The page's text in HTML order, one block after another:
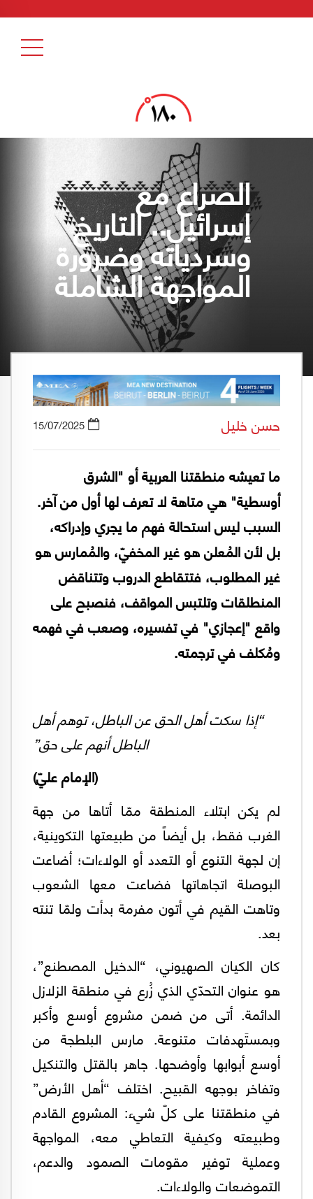
الصراع مع
إسرائيل.. التاريخ
وسردياته وضرورة
المواجهة الشاملة
حسن خليل 15/07/2025
ما تعيشه منطقتنا العربية أو "الشرق
أوسطية" هي متاهة لا تعرف لها أول من آخر.
السبب ليس استحالة فهم ما يجري وإدراكه،
بل لأن المُعلن هو غير المخفيّ، والمُمارس هو
غير المطلوب، فتتقاطع الدروب وتتناقض
المنطلقات وتلتبس المواقف، فنصبح على
واقع "إعجازي" في تفسيره، وصعب في فهمه
ومُكلف في ترجمته.
“إذا سكت أهل الحق عن الباطل، توهم أهل
الباطل أنهم على حق”
(الإمام عليّ)
لم يكن ابتلاء المنطقة ممّا أتاها من جهة
الغرب فقط، بل أيضاً من طبيعتها التكوينية،
إن لجهة التنوع أو التعدد أو الولاءات؛ أضاعت
البوصلة اتجاهاتها فضاعت معها الشعوب
وتاهت القيم في أتون مفرمة بدأت ولمّا تنته
بعد.
كان الكيان الصهيوني، “الدخيل المصطنع”،
هو عنوان التحدّي الذي زُرع في منطقة الزلازل
الدائمة. أتى من ضمن مشروع أوسع وأكبر
وبمستَهدفات متنوعة. مارس البلطجة من
أوسع أبوابها وأوضحها. جاهر بالقتل والتنكيل
وتفاخر بوجهه القبيح. اختلف “أهل الأرض”
في منطقتنا على كلّ شيء: المشروع القادم
وطبيعته وكيفية التعاطي معه، المواجهة
وعملية توفير مقومات الصمود والدعم،
التموضعات والولاءات.